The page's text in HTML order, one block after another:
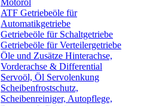
Motoröl
ATF Getriebeöle für
Automatikgetriebe
Getriebeöle für Schaltgetriebe
Getriebeöle für Verteilergetriebe
Öle und Zusätze Hinterachse,
Vorderachse & Differential
Servoöl, Öl Servolenkung
Scheibenfrostschutz,
Scheibenreiniger, Autopflege,